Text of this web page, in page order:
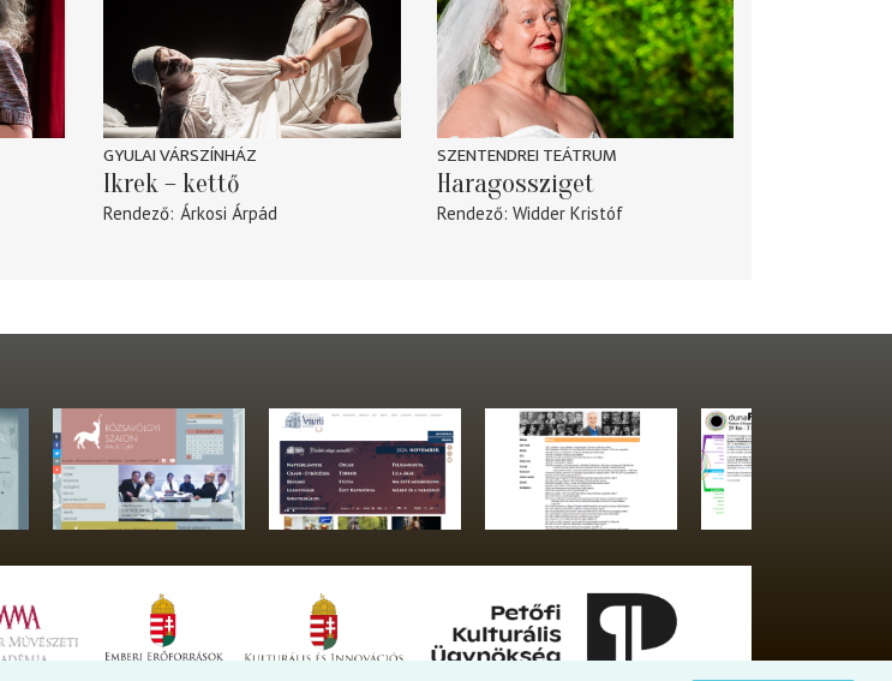
GYULAI VÁRSZÍNHÁZ
Ikrek – kettő
Rendező Árkosi Árpád
SZENTENDREI TEÁTRUM
Haragossziget
Rendező Widder Kristóf